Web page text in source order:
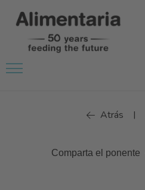
Atrás |
Comparta el ponente